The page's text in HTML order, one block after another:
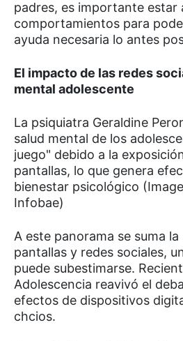
padres, es importante estar
comportamientos para
ayuda necesaria lo antes
El impacto de las redes
mental adolescente
La psiquiatra Geraldine
salud mental de los
juego" debido a la
pantallas, lo que genera
bienestar psicológico
Infobae)
A este panorama se suma
pantallas y redes sociales,
puede subestimarse.
Adolescencia reavivó el
efectos de dispositivos
chcios.